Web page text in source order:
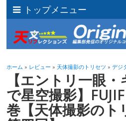
トップメニュー
ホーム » レビュー » 天体撮影のトリセツ »デジ
【エントリ一眼
で星空撮影】
巻【天体撮影のト